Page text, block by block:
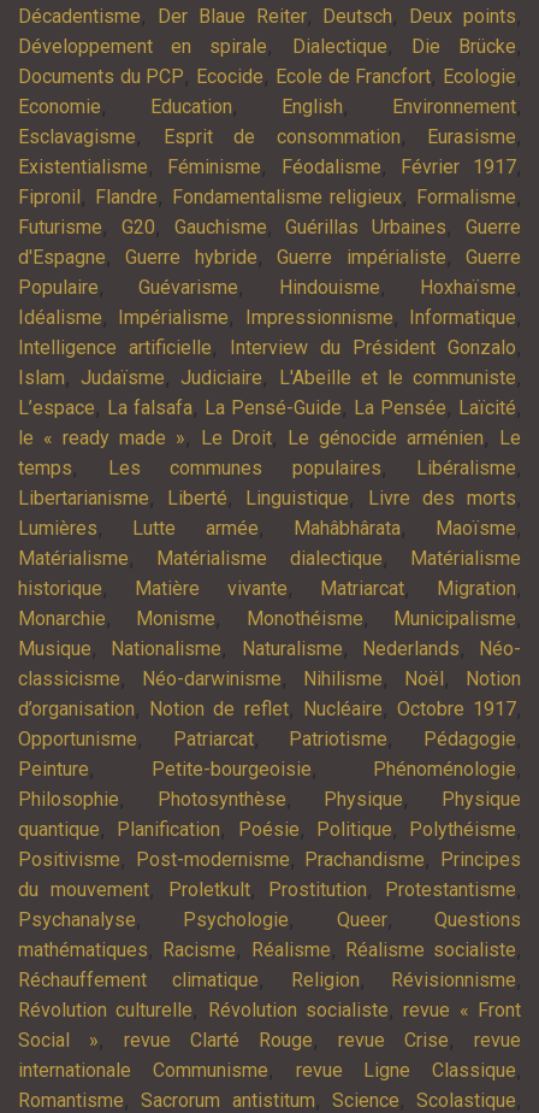
Décadentisme, Der Blaue Reiter, Deutsch, Deux points,
Développement en spirale, Dialectique, Die Brücke,
Documents du PCP, Ecocide, Ecole de Francfort, Ecologie,
Economie, Education, English, Environnement,
Esclavagisme, Esprit de consommation, Eurasisme,
Existentialisme, Féminisme, Féodalisme, Février 1917,
Fipronil , Flandre, Fondamentalisme religieux, Formalisme,
Futurisme, G20, Gauchisme,Guérillas Urbaines,Guerre
d'Espagne,Guerre hybride,Guerre impérialiste,Guerre
Populaire,Guévarisme, Hindouisme, Hoxhaïsme,
Idéalisme, Impérialisme, Impressionnisme, Informatique,
Intelligence artificielle, Interview du Président Gonzalo,
Islam, Judaïsme, Judiciaire, L'Abeille et le communiste,
L’espace, La falsafa, La Pensé-Guide, La Pensée, Laïcité,
le « ready made », Le Droit, Le génocide arménien,
Le
temps, Les communes populaires, Libéralisme,
Libertarianisme, Liberté, Linguistique, Livre des morts,
Lumières, Lutte armée, Mahâbhârata, Maoïsme,
Matérialisme, Matérialisme dialectique,
Matérialisme
historique, Matière vivante, Matriarcat, Migration,
Monarchie, Monisme, Monothéisme, Municipalisme,
Musique, Nationalisme, Naturalisme, Nederlands,
Néo-
classicisme, Néo-darwinisme, Nihilisme, Noël ,
Notion
d’organisation, Notion de reflet, Nucléaire, Octobre 1917,
Opportunisme, Patriarcat, Patriotisme, Pédagogie,
Peinture, Petite-bourgeoisie, Phénoménologie,
Philosophie, Photosynthèse, Physique,
Physique
quantique, Planification, Poésie, Politique, Polythéisme,
Positivisme, Post-modernisme, Prachandisme,
Principes
du mouvement, Proletkult, Prostitution, Protestantisme,
Psychanalyse, Psychologie, Queer,Questions
mathématiques, Racisme, Réalisme, Réalisme socialiste,
Réchauffement climatique, Religion, Révisionnisme,
Révolution culturelle, Révolution socialiste,revue « Front
Social », revue Clarté Rouge, revue Crise, revue
internationale Communisme, revue Ligne Classique,
Romantisme,Sacrorum antistitum, Science, Scolastique,